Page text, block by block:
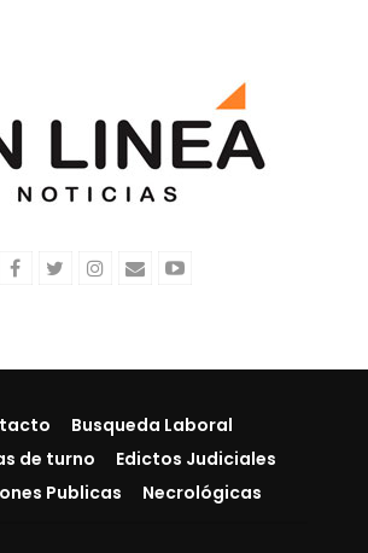
Busqueda Laboral
de turno
Edictos Judiciales
Publicas
Necrológicas